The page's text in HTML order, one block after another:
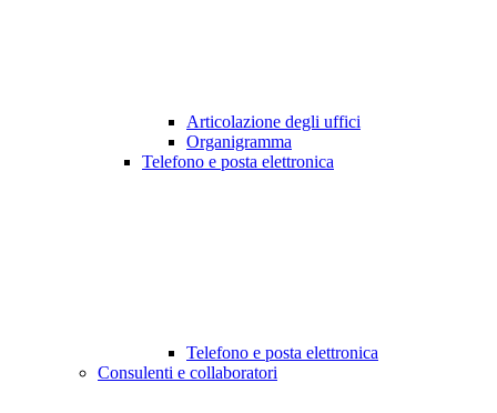
Articolazione degli uffici
Organigramma
Telefono e posta elettronica
Telefono e posta elettronica
Consulenti e collaboratori